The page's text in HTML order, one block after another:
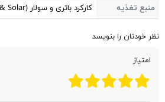
منبع تغذیه
کارکرد باتری و سولار Dual (Battery& Solar)
نظر خودتان را بنویسد
امتیاز